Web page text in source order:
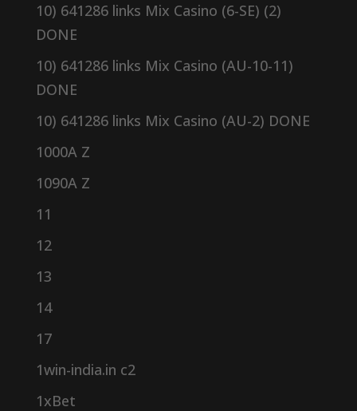
10) 641286 links Mix Casino (6-SE) (2)
DONE
10) 641286 links Mix Casino (AU-10-11)
DONE
10) 641286 links Mix Casino (AU-2) DONE
1000A Z
1090A Z
11
12
13
14
17
1win-india.in c2
1xBet